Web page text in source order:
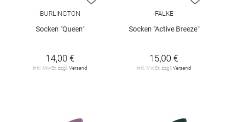
BURLINGTON
Socken "Queen"
14,00 €
inkl. MwSt. zzgl. Versand
FALKE
Socken "Active Breeze"
15,00 €
inkl. MwSt. zzgl. Versand